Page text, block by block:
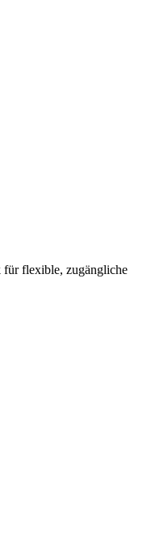
für flexible, zugängliche